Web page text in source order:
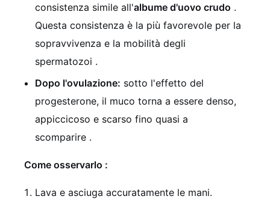
consistenza simile all'albume d'uovo crudo .
Questa consistenza è la più favorevole per la
sopravvivenza e la mobilità degli
spermatozoi .
Dopo l'ovulazione: sotto l'effetto del
progesterone, il muco torna a essere denso,
appiccicoso e scarso fino quasi a
scomparire .
Come osservarlo :
Lava e asciuga accuratamente le mani.